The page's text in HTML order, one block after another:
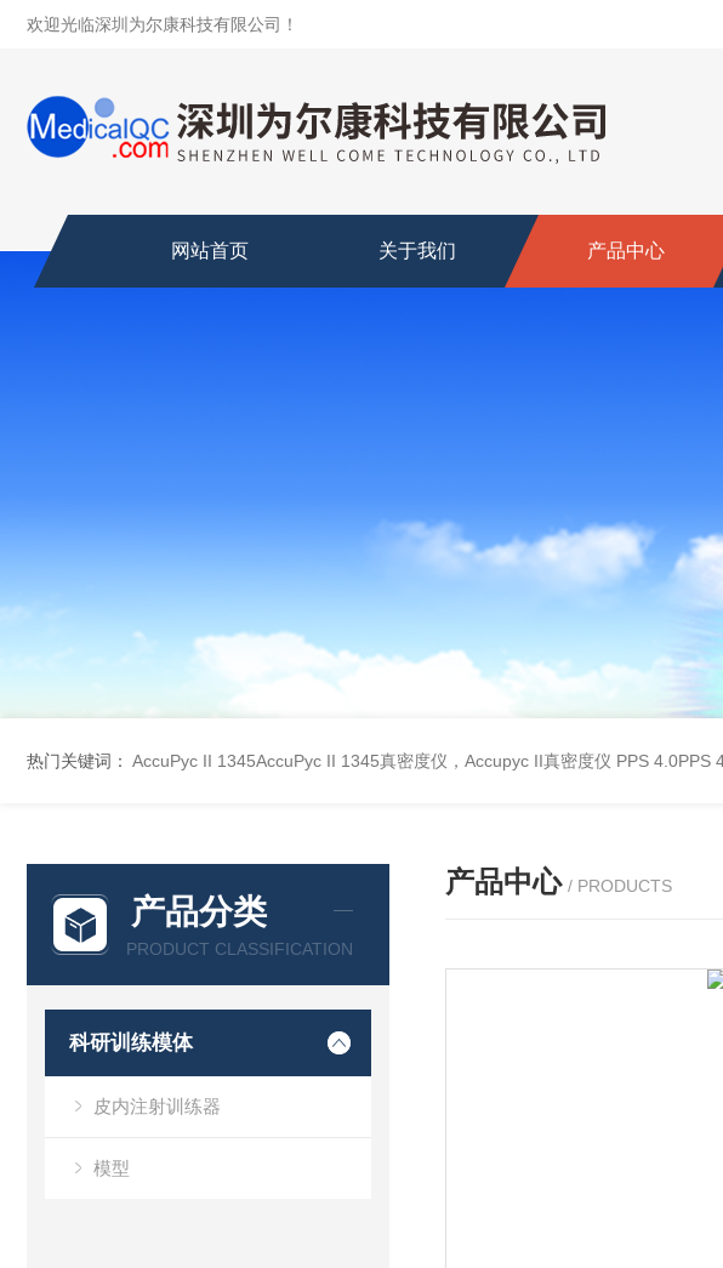
欢迎光临深圳为尔康科技有限公司！
网站首页 关于我们 产品中心
热门关键词： AccuPyc II 1345AccuPyc II 1345真密度仪，Accupyc II真密度仪 PPS 4.0PPS
产品分类
PRODUCT CLASSIFICATION
科研训练模体
皮内注射训练器
模型
产品中心 / PRODUCTS